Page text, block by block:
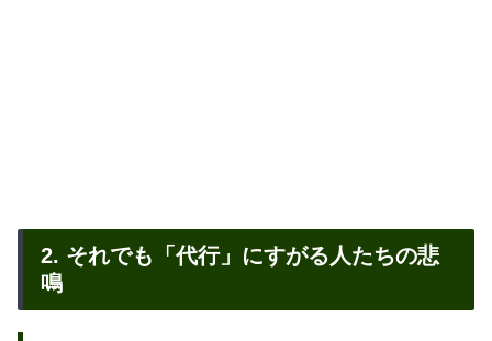
2. それでも「代行」にすがる人たちの悲
鳴